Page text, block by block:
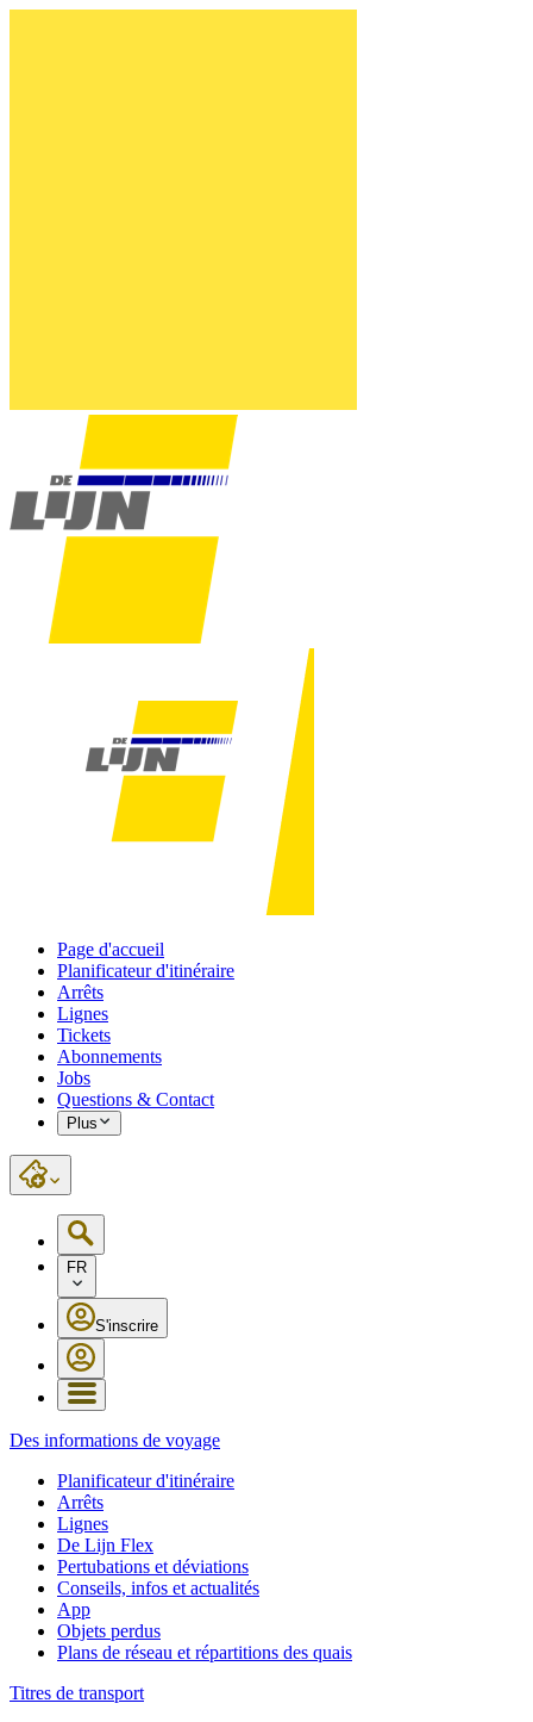
Page d'accueil
Planificateur d'itinéraire
Arrêts
Lignes
Tickets
Abonnements
Jobs
Questions & Contact
Plus
FR
S'inscrire
Des informations de voyage
Planificateur d'itinéraire
Arrêts
Lignes
De Lijn Flex
Pertubations et déviations
Conseils, infos et actualités
App
Objets perdus
Plans de réseau et répartitions des quais
Titres de transport